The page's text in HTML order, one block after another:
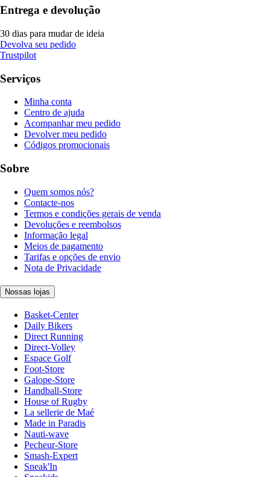
Entrega e devolução
30 dias para mudar de ideia
Devolva seu pedido
Trustpilot
Serviços
Minha conta
Centro de ajuda
Acompanhar meu pedido
Devolver meu pedido
Códigos promocionais
Sobre
Quem somos nós?
Contacte-nos
Termos e condições gerais de venda
Devoluções e reembolsos
Informação legal
Meios de pagamento
Tarifas e opções de envio
Nota de Privacidade
Nossas lojas
Basket-Center
Daily Bikers
Direct Running
Direct-Volley
Espace Golf
Foot-Store
Galope-Store
Handball-Store
House of Rugby
La sellerie de Maé
Made in Paradis
Nauti-wave
Pecheur-Store
Smash-Expert
Sneak'In